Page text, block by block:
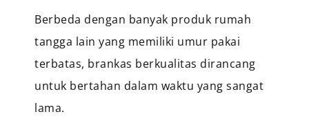
Berbeda dengan banyak produk rumah
tangga lain yang memiliki umur pakai
terbatas, brankas berkualitas dirancang
untuk bertahan dalam waktu yang sangat
lama.